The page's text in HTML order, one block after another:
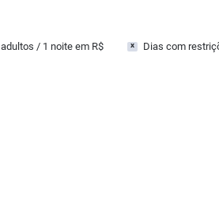
adultos / 1 noite em R$ x Dias com